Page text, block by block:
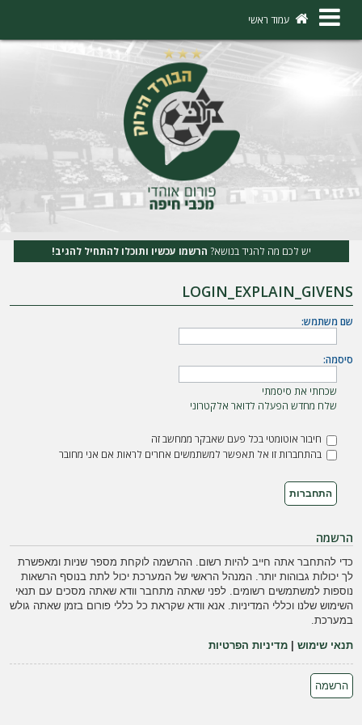
×
ו
ר
ש
ה
עמוד ראשי
יש לכם מה להגיד בנושא? הרשמו עכשיו ותוכלו להתחיל להגיב!
LOGIN_EXPLAIN_GIVENS
שם משתמש:
סיסמה:
שכחתי את סיסמתי
שלח מחדש הפעלה לדואר אלקטרוני
חיבור אוטומטי בכל פעם שאבקר ממחשב זה
בהתחברות זו אל תאפשר למשתמשים אחרים לראות אם אני מחובר
הרשמה
כדי להתחבר אתה חייב להיות רשום. ההרשמה לוקחת מספר שניות ומאפשרת
לך יכולות גבוהות יותר. המנהל הראשי של המערכת יכול לתת בנוסף הרשאות
נוספות למשתמשים רשומים. לפני שאתה מתחבר וודא שאתה מסכים עם תנאי
השימוש שלנו וכללי המדיניות. אנא וודא שקראת כל כללי פורום בזמן שאתה גולש
במערכת.
תנאי שימוש |מדיניות הפרטיות
הרשמה